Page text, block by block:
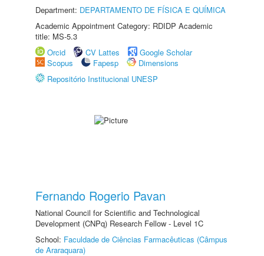
Department: DEPARTAMENTO DE FÍSICA E QUÍMICA
Academic Appointment Category: RDIDP Academic
title: MS-5.3
Orcid
CV Lattes
Google Scholar
Scopus
Fapesp
Dimensions
Repositório Institucional UNESP
Fernando Rogerio Pavan
National Council for Scientific and Technological
Development (CNPq) Research Fellow - Level 1C
School: Faculdade de Ciências Farmacêuticas (Câmpus
de Araraquara)